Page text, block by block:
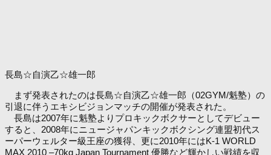
長島☆自演乙☆雄一郎
まず発表されたのは長島☆自演乙☆雄一郎（02GYM/魁塾）の
引退に伴うエキシビジョンマッチの開催が発表された。
長島は2007年に魁塾よりプロキックボクサーとしてデビュー
すると、2008年にニュージャパンキックボクシング連盟初代ス
ーパーウェルター級王座の獲得、更に2010年にはK-1 WORLD
MAX 2010 –70kg Japan Tournament 優勝など輝かしい戦績を収